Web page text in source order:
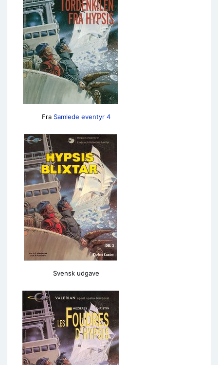
Fra Samlede eventyr 4
Svensk udgave